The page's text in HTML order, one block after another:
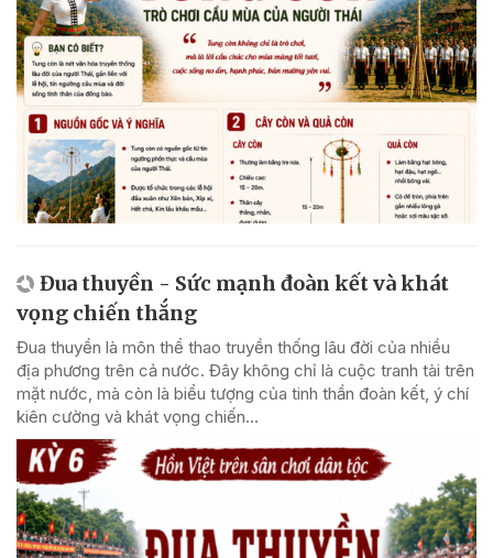
Đua thuyền - Sức mạnh đoàn kết và khát
vọng chiến thắng
Đua thuyền là môn thể thao truyền thống lâu đời của nhiều
địa phương trên cả nước. Đây không chỉ là cuộc tranh tài trên
mặt nước, mà còn là biểu tượng của tinh thần đoàn kết, ý chí
kiên cường và khát vọng chiến...